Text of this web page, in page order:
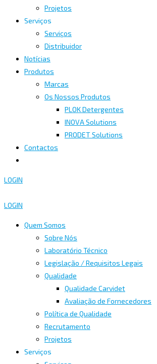
Projetos
Serviços
Serviços
Distribuidor
Notícias
Produtos
Marcas
Os Nossos Produtos
PLOK Detergentes
INOVA Solutions
PRODET Solutions
Contactos
LOGIN
LOGIN
Quem Somos
Sobre Nós
Laboratório Técnico
Legislação / Requisitos Legais
Qualidade
Qualidade Carvidet
Avaliação de Fornecedores
Política de Qualidade
Recrutamento
Projetos
Serviços